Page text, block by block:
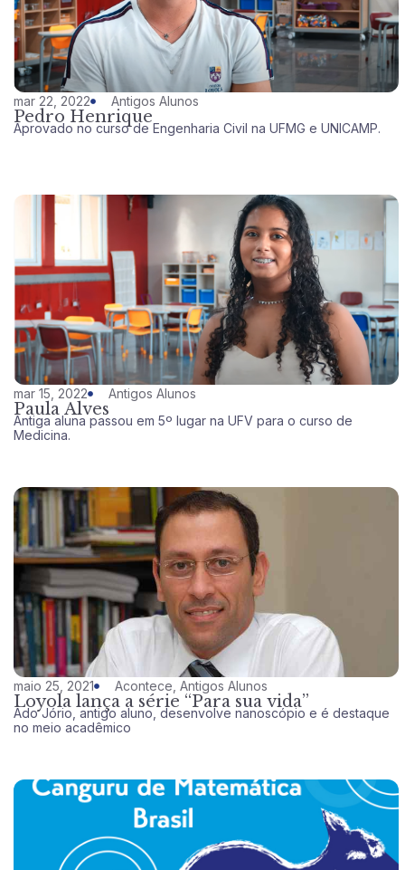
mar 22, 2022 Antigos Alunos
Pedro Henrique
Aprovado no curso de Engenharia Civil na UFMG e UNICAMP.
mar 15, 2022 Antigos Alunos
Paula Alves
Antiga aluna passou em 5º lugar na UFV para o curso de
Medicina.
maio 25, 2021 Acontece Antigos Alunos
Loyola lança a série “Para sua vida”
Ado Jório, antigo aluno, desenvolve nanoscópio e é destaque
no meio acadêmico